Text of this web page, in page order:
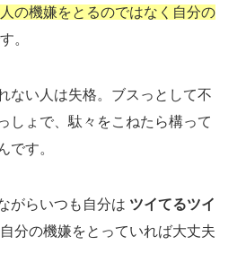
人の機嫌をとるのではなく自分の
。
ない人は失格。ブスっとして不
しょで、駄々をこねたら構って
です。
がらいつも自分は ツイてるツイ
分の機嫌をとっていれば大丈夫